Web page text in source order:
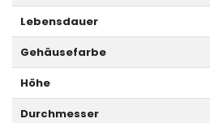
Lebensdauer
Gehäusefarbe
Höhe
Durchmesser